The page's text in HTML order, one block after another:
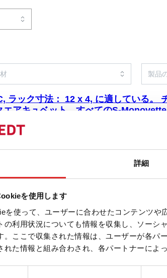
詳細
を使用します
を使って、ユーザーに合わせたコンテンツ
の利用状況についても情報を収集し、ソーシ
。ここで収集された情報は、ユーザーが各パ
れた情報と組み合わされ、各パートナーによ
ラック寸法： 12 x 4, に適している。
エアキュベット、すべてのS-
スタンド, 材質: PC, 透明, ラック寸法： 12 x 4,
スクエアキュベット、すべてのS-
ラック寸法： 12 x 4, に適している。